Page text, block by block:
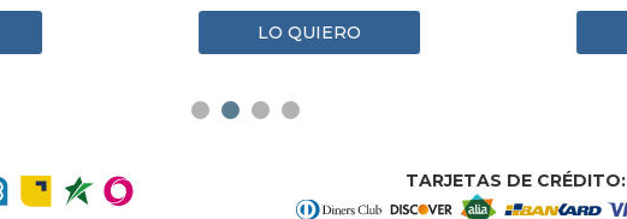
TARJETAS DE CRÉDITO: